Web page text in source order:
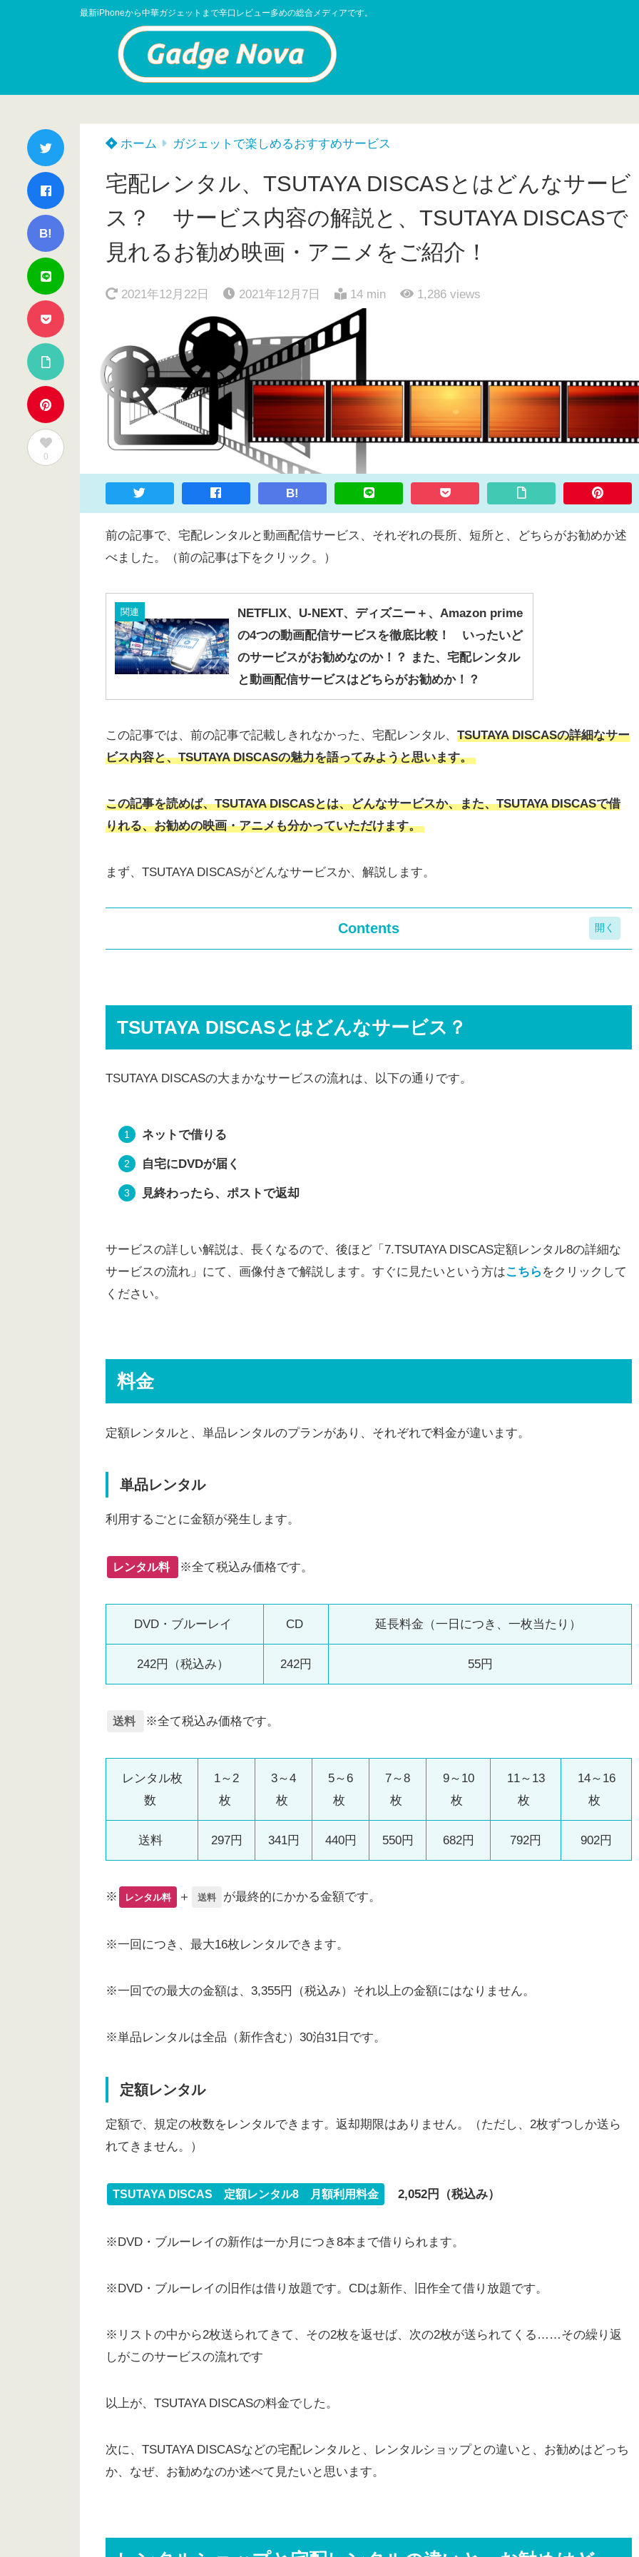
最新iPhoneから中華ガジェットまで辛口レビュー多めの総合メディアです。
B!
0
ホーム ガジェットで楽しめるおすすめサービス
宅配レンタル、TSUTAYA DISCASとはどんなサービ
ス？ サービス内容の解説と、TSUTAYA DISCASで
見れるお勧め映画・アニメをご紹介！
2021年12月22日 2021年12月7日 14 min 1,286 views
B!
前の記事で、宅配レンタルと動画配信サービス、それぞれの長所、短所と、どちらがお勧めか述
べました。（前の記事は下をクリック。）
関連
NETFLIX、U-NEXT、ディズニー＋、Amazon prime
の4つの動画配信サービスを徹底比較！ いったいど
のサービスがお勧めなのか！？ また、宅配レンタル
と動画配信サービスはどちらがお勧めか！？
この記事では、前の記事で記載しきれなかった、宅配レンタル、 TSUTAYA DISCASの詳細なサー
ビス内容と、TSUTAYA DISCASの魅力を語ってみようと思います。
この記事を読めば、TSUTAYA DISCASとは、どんなサービスか、また、TSUTAYA DISCASで借
りれる、お勧めの映画・アニメも分かっていただけます。
まず、TSUTAYA DISCASがどんなサービスか、解説します。
Contents
単品レンタル
定額レンタル
レンタルショップと宅配レンタルの違いと、お勧めはどっちか。
良い点①レンタル可能なDVD・ブルーレイの量が膨大
良い点②旧作借り放題。
悪い点①人気作はなかなか借りられない。
TSUTAYA DISCAS定額レンタル8の詳細なサービスの流れ
まとめ
TSUTAYA DISCASとはどんなサービス？
TSUTAYA DISCASの大まかなサービスの流れは、以下の通りです。
ネットで借りる
自宅にDVDが届く
見終わったら、ポストで返却
サービスの詳しい解説は、長くなるので、後ほど「7.TSUTAYA DISCAS定額レンタル8の詳細な
サービスの流れ」にて、画像付きで解説します。すぐに見たいという方はこちら をクリックして
ください。
料金
定額レンタルと、単品レンタルのプランがあり、それぞれで料金が違います。
単品レンタル
利用するごとに金額が発生します。
レンタル料 ※全て税込み価格です。
DVD・ブルーレイ CD 延長料金（一日につき、一枚当たり）
242円（税込み） 242円 55円
送料 ※全て税込み価格です。
レンタル枚
数
1～2
枚
3～4
枚
5～6
枚
7～8
枚
9～10
枚
11～13
枚
14～16
枚
送料 297円 341円 440円 550円 682円 792円 902円
※ レンタル料 ＋ 送料 が最終的にかかる金額です。
※一回につき、最大16枚レンタルできます。
※一回での最大の金額は、3,355円（税込み）それ以上の金額にはなりません。
※単品レンタルは全品（新作含む）30泊31日です。
定額レンタル
定額で、規定の枚数をレンタルできます。返却期限はありません。（ただし、2枚ずつしか送ら
れてきません。）
TSUTAYA DISCAS 定額レンタル8 月額利用料金 2,052円（税込み）
※DVD・ブルーレイの新作は一か月につき8本まで借りられます。
※DVD・ブルーレイの旧作は借り放題です。CDは新作、旧作全て借り放題です。
※リストの中から2枚送られてきて、その2枚を返せば、次の2枚が送られてくる……その繰り返
しがこのサービスの流れです
以上が、TSUTAYA DISCASの料金でした。
次に、TSUTAYA DISCASなどの宅配レンタルと、レンタルショップとの違いと、お勧めはどっち
か、なぜ、お勧めなのか述べて見たいと思います。